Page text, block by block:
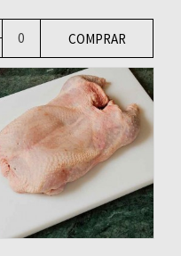
COMPRAR